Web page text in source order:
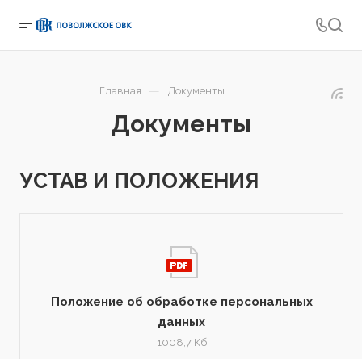
Главная — Документы
Документы
УСТАВ И ПОЛОЖЕНИЯ
Положение об обработке персональных
данных
1008,7 Кб